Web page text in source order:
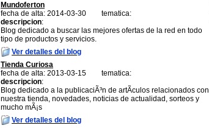
Mundoferton
fecha de alta: 2014-03-30
tematica:
descripcion:
Blog dedicado a buscar las mejores ofertas de la red en todo
tipo de productos y servicios.
Ver detalles del blog
Tienda Curiosa
fecha de alta: 2013-03-15
tematica:
descripcion:
Blog dedicado a la publicaciÃ³n de artÃ­culos relacionados con
nuestra tienda, novedades, noticias de actualidad, sorteos y
mucho mÃ¡s
Ver detalles del blog